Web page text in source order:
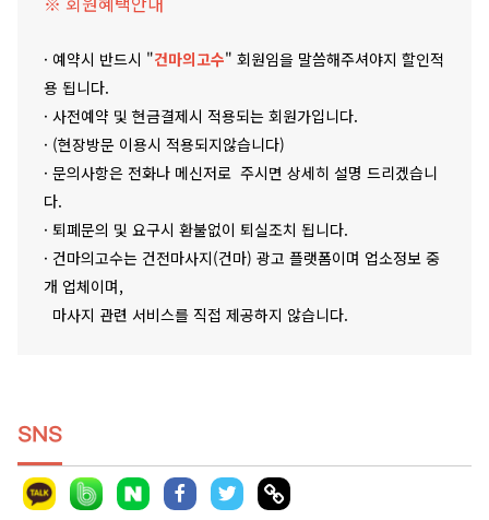
· 예약시 반드시 "건마의고수" 회원임을 말씀해주셔야지 할인적
용 됩니다.
· 사전예약 및 현금결제시 적용되는 회원가입니다.
· (현장방문 이용시 적용되지않습니다)
· 문의사항은 전화나 메신저로 주시면 상세히 설명 드리겠습니
다.
· 퇴폐문의 및 요구시 환불없이 퇴실조치 됩니다.
· 건마의고수는 건전마사지(건마) 광고 플랫폼이며 업소정보 중
개 업체이며,
마사지 관련 서비스를 직접 제공하지 않습니다.
SNS